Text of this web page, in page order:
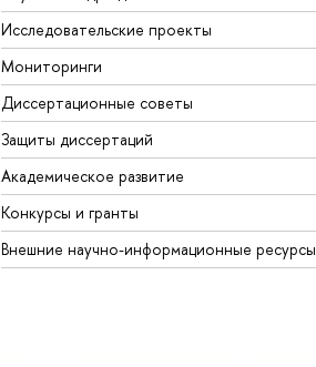
Исследовательские проекты
Мониторинги
Диссертационные советы
Защиты диссертаций
Академическое развитие
Конкурсы и гранты
Внешние научно-информационные ресурсы